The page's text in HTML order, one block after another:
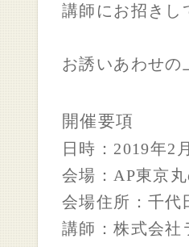
講師にお招きし
お誘いあわせ
開催要項
日時： 2019年2
会場： AP東京
会場住所：千代
講師：株式会